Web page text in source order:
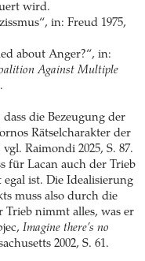
wird.
in: Freud 1975,
about Anger?“, in:
Against Multiple
die Bezeugung der
Rätselcharakter der
Raimondi 2025, S. 87.
für Lacan auch der Trieb
ist. Die Idealisierung
muss also durch die
Trieb nimmt alles, was er
Imagine there’s no
2002, S. 61.